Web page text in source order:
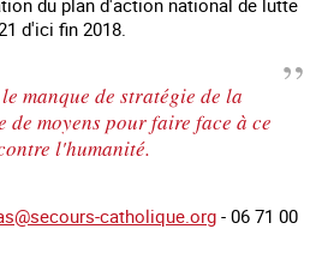
d'ici fin 2018.
manque de stratégie de la
de moyens pour faire face à ce
l'humanité.
catholique.org- 06 71 00